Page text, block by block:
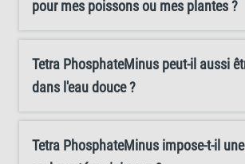
répétez ce dosage tous les deux jours
suffisante de votre aquarium (par
gamme Tetra APS) pour favoriser les
phosphates et maintenez un
pour mes poissons ou mes plantes ?
Tetra PhosphateMinus peut-il aussi
dans l'eau douce ?
Tetra PhosphateMinus impose-t-il